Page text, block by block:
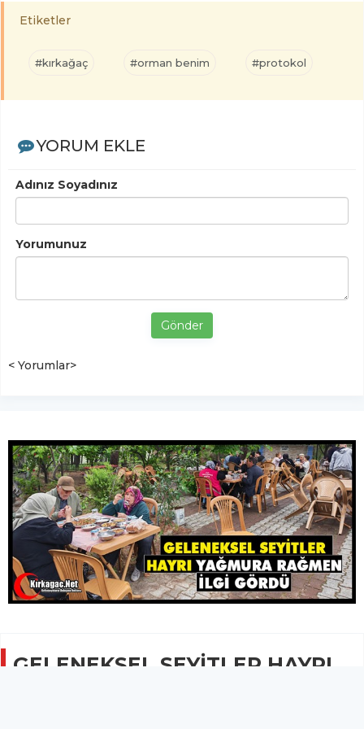
Etiketler
#kırkağaç #orman benim #protokol
YORUM EKLE
Adınız Soyadınız
Yorumunuz
Gönder
< Yorumlar>
GELENEKSEL SEYİTLER HAYRI